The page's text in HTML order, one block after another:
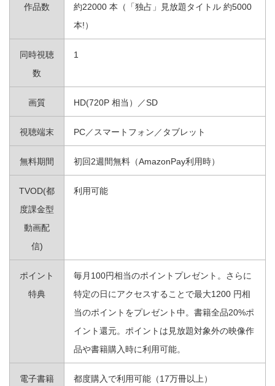
作品数
約22000 本（「独占」見放題タイトル 約5000
本!）
同時視聴
数
1
画質 HD(720P 相当）／SD
視聴端末 PC／スマートフォン／タブレット
無料期間 初回2週間無料（AmazonPay利用時）
TVOD(都
度課金型
動画配
信)
利用可能
ポイント
特典
毎月100円相当のポイントプレゼント。さらに
特定の日にアクセスすることで最大1200 円相
当のポイントをプレゼント中。書籍全品20%ポ
イント還元。ポイントは見放題対象外の映像作
品や書籍購入時に利用可能。
電子書籍 都度購入で利用可能（17万冊以上）